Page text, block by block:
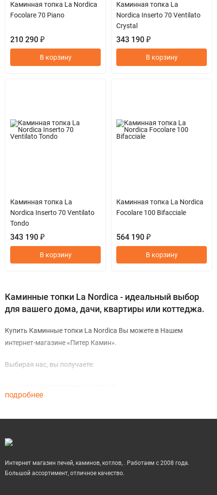
Каминная топка La Nordica
Focolare 70 Piano
210 290 ₽
В корзину
Каминная топка La
Nordica Inserto 70 Ventilato
Crystal
343 190 ₽
В корзину
Каминная топка La
Nordica Inserto 70 Ventilato
Tondo
343 190 ₽
В корзину
Каминная топка La Nordica
Focolare 100 Bifacciale
564 190 ₽
В корзину
Каминные топки La Nordica - идеальный выбор
для вашего дома, дачи, квартиры или коттеджа.
Купить Каминные топки La Nordica Вы можете в Нашем
интернет-магазине «Питер Камин».
Выбирая нас, вы получаете:
гарантия;
подробнее
Интернет магазин печей, каминов, котлов, . Работаем с 2008 года.
Большой ассортимент, отличное качество.